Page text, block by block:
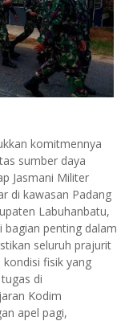
komitmennya
sumber daya
Jasmani Militer
di kawasan Padang
Labuhanbatu,
bagian penting dalam
seluruh prajurit
fisik yang
di
Kodim
apel pagi,